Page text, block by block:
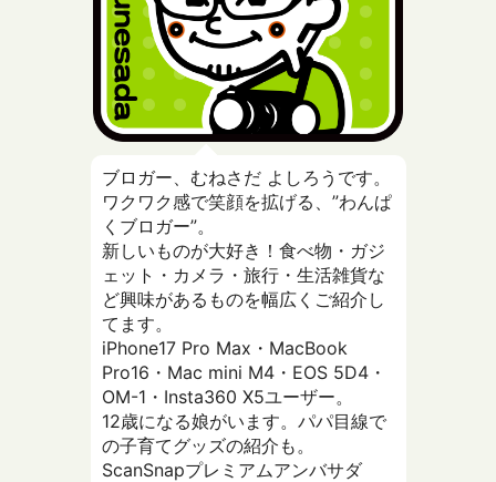
ブロガー、むねさだ よしろうです。
ワクワク感で笑顔を拡げる、”わんぱ
くブロガー”。
新しいものが大好き！食べ物・ガジ
ェット・カメラ・旅行・生活雑貨な
ど興味があるものを幅広くご紹介し
てます。
iPhone17 Pro Max・MacBook
Pro16・Mac mini M4・EOS 5D4・
OM-1・Insta360 X5ユーザー。
12歳になる娘がいます。パパ目線で
の子育てグッズの紹介も。
ScanSnapプレミアムアンバサダ